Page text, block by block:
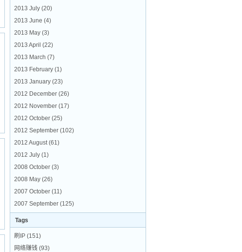
2013 July (20)
2013 June (4)
2013 May (3)
2013 April (22)
2013 March (7)
2013 February (1)
2013 January (23)
2012 December (26)
2012 November (17)
2012 October (25)
2012 September (102)
2012 August(61)
2012 July (1)
2008 October (3)
2008 May (26)
2007 October (11)
2007 September (125)
Tags
刷IP (151)
网络赚钱 (93)